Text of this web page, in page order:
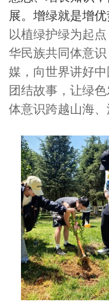
展。增绿就是增
以植绿护绿为起
华民族共同体意
媒，向世界讲好
团结故事，让绿
体意识跨越山海、